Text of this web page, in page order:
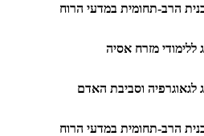
הרב-תחומית במדעי הרוח
ללימודי מזרח אסיה
לגאוגרפיה וסביבת האדם
הרב-תחומית במדעי הרוח